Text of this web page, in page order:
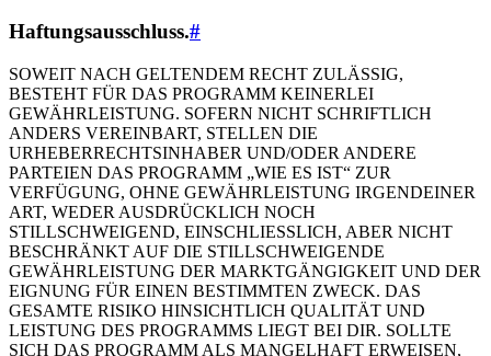
Haftungsausschluss.#
SOWEIT NACH GELTENDEM RECHT ZULÄSSIG,
BESTEHT FÜR DAS PROGRAMM KEINERLEI
GEWÄHRLEISTUNG. SOFERN NICHT SCHRIFTLICH
ANDERS VEREINBART, STELLEN DIE
URHEBERRECHTSINHABER UND/ODER ANDERE
PARTEIEN DAS PROGRAMM „WIE ES IST“ ZUR
VERFÜGUNG, OHNE GEWÄHRLEISTUNG IRGENDEINER
ART, WEDER AUSDRÜCKLICH NOCH
STILLSCHWEIGEND, EINSCHLIESSLICH, ABER NICHT
BESCHRÄNKT AUF DIE STILLSCHWEIGENDE
GEWÄHRLEISTUNG DER MARKTGÄNGIGKEIT UND DER
EIGNUNG FÜR EINEN BESTIMMTEN ZWECK. DAS
GESAMTE RISIKO HINSICHTLICH QUALITÄT UND
LEISTUNG DES PROGRAMMS LIEGT BEI DIR. SOLLTE
SICH DAS PROGRAMM ALS MANGELHAFT ERWEISEN,